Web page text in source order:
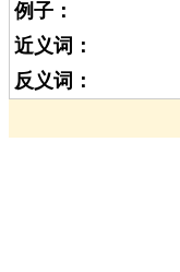
例子：
近义词：
反义词：